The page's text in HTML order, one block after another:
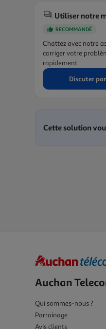
Utiliser notre
RECOMMANDÉ
Chattez avec notre
corriger votre
rapidement.
Discuter
Cette solution
Auchan
Qui sommes-nous ?
Parrainage
Avis clients